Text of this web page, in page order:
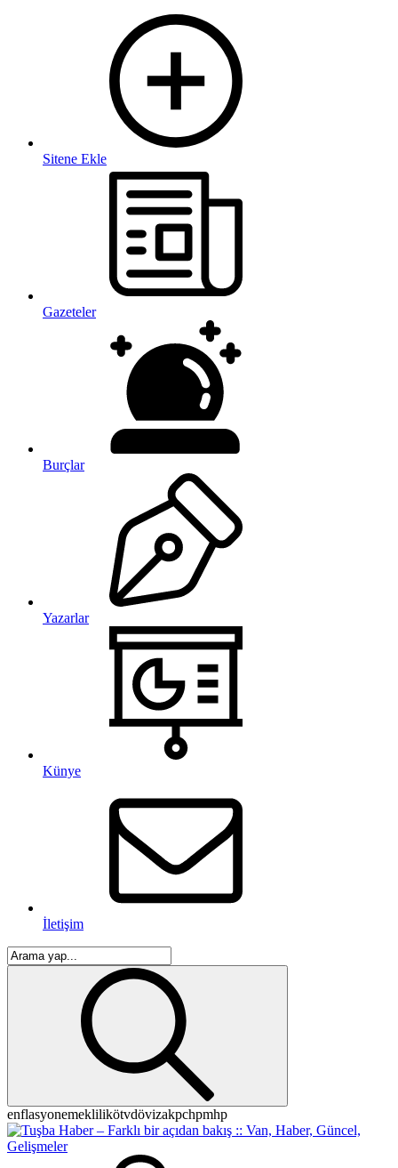
Sitene Ekle
Gazeteler
Burçlar
Yazarlar
Künye
İletişim
enflasyonemeklilikötvdövizakpchpmhp